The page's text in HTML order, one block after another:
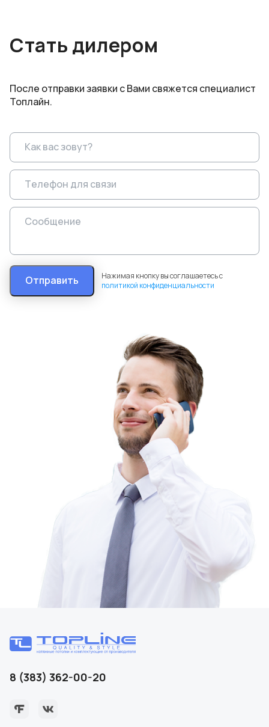
Стать дилером
После отправки заявки с Вами свяжется специалист
Топлайн.
Отправить
Нажимая кнопку вы соглашаетесь с
политикой конфиденциальности
8 (383) 362-00-20